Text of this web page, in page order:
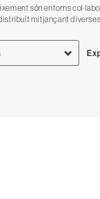
són entorns
mitjançant